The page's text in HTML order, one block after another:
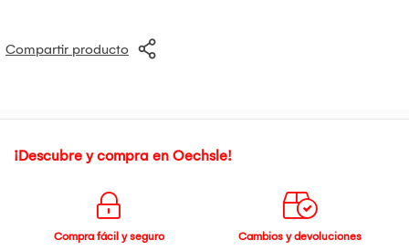
firme, uniforme y suave, luce fresca, saludable y radiante.
Modo de uso: Aplicar una o dos veces al día. Extender
Compartir producto
¡Descubre y compra en Oechsle!
Compra fácil y seguro
Cambios y devoluciones